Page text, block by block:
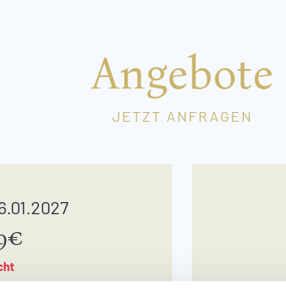
Angebote
JETZT ANFRAGEN